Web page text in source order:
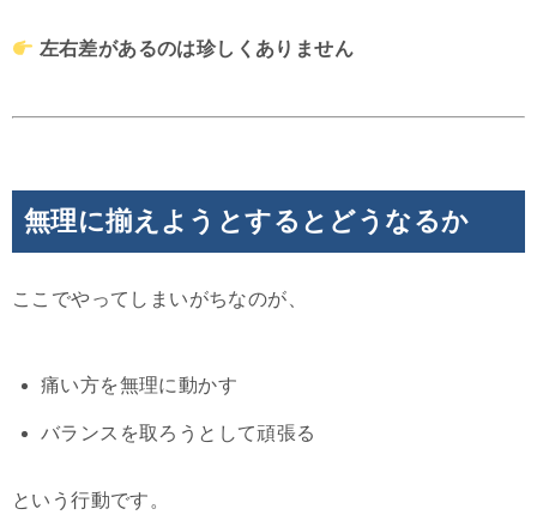
左右差があるのは珍しくありません
無理に揃えようとするとどうなるか
ここでやってしまいがちなのが、
痛い方を無理に動かす
バランスを取ろうとして頑張る
という行動です。